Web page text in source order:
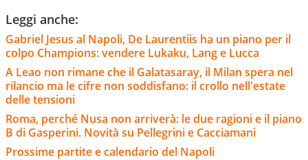
Leggi anche:
Gabriel Jesus al Napoli, De Laurentiis ha un piano per il
colpo Champions: vendere Lukaku, Lang e Lucca
A Leao non rimane che il Galatasaray, il Milan spera nel
rilancio ma le cifre non soddisfano: il crollo nell'estate
delle tensioni
Roma, perché Nusa non arriverà: le due ragioni e il piano
B di Gasperini. Novità su Pellegrini e Cacciamani
Prossime partite e calendario del Napoli